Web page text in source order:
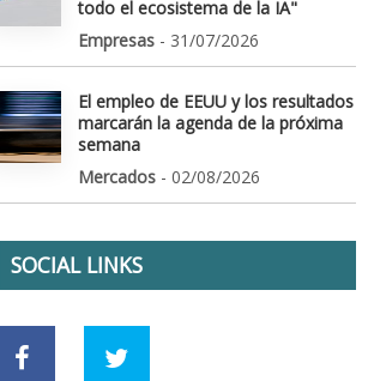
todo el ecosistema de la IA"
Empresas - 31/07/2026
El empleo de EEUU y los resultados
marcarán la agenda de la próxima
semana
Mercados - 02/08/2026
SOCIAL LINKS